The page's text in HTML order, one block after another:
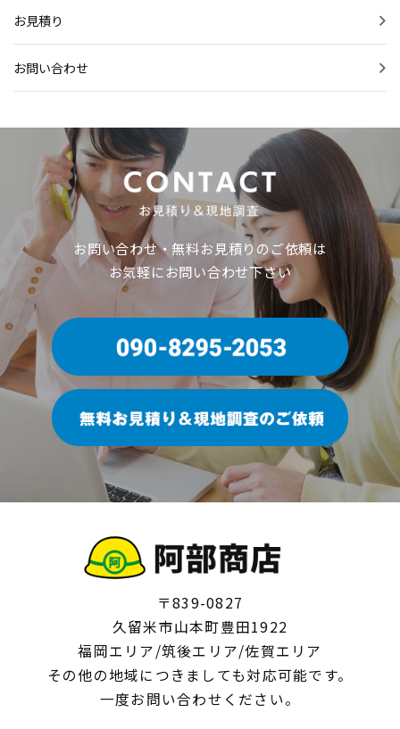
お見積り
お問い合わせ
お問い合わせ・無料お見積りのご依頼は
お気軽にお問い合わせ下さい
〒839-0827
久留米市山本町豊田1922
福岡エリア/筑後エリア/佐賀エリア
その他の地域につきましても対応可能です。
一度お問い合わせください。